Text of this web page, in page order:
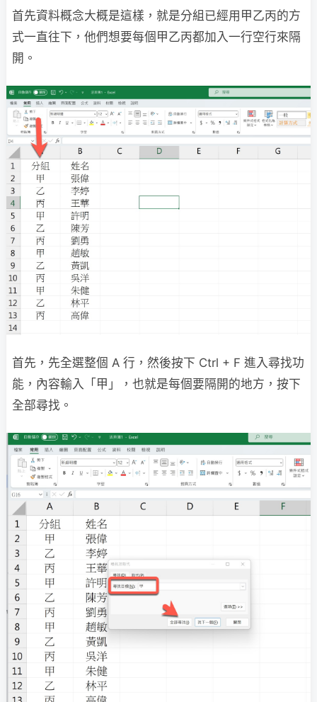
首先資料概念大概是這樣，就是分組已經用甲乙丙的方
式一直往下，他們想要每個甲乙丙都加入一行空行來隔
開。
首先，先全選整個 A 行，然後按下 Ctrl + F 進入尋找功
能，內容輸入「甲」，也就是每個要隔開的地方，按下
全部尋找。